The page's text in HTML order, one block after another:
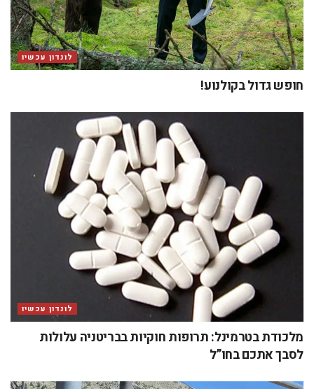
לונדון עכשיו
חופש גדול בקולנוע!
לונדון עכשיו
מלכודת בטרמינל: תרופות חוקיות בבריטניה עלולות
לסבך אתכם בחו”ל